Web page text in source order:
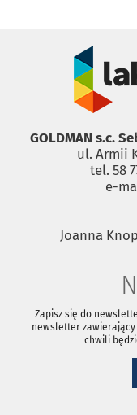
GOLDMAN s.c.
ul. Armii
tel. 58
e-
Joanna
Zapisz się do
newsletter zawierający
chwili